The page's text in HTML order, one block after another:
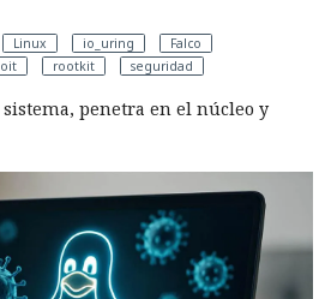
Linux io_uring
Falco
rootkit seguridad
penetra en el núcleo y